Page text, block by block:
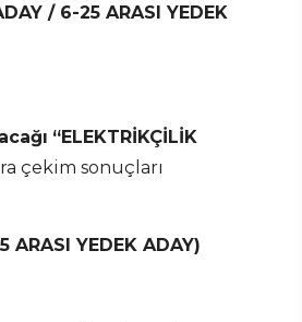
/ 6-25 ARASI YEDEK
“ELEKTRİKÇİLİK
çekim sonuçları
ARASI YEDEK ADAY)